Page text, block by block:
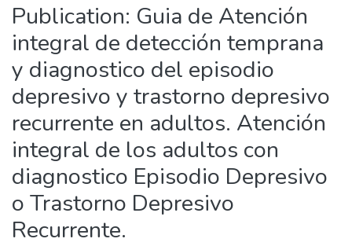
Publication: Guia de Atención
integral de detección temprana
y diagnostico del episodio
depresivo y trastorno depresivo
recurrente en adultos. Atención
integral de los adultos con
diagnostico Episodio Depresivo
o Trastorno Depresivo
Recurrente.